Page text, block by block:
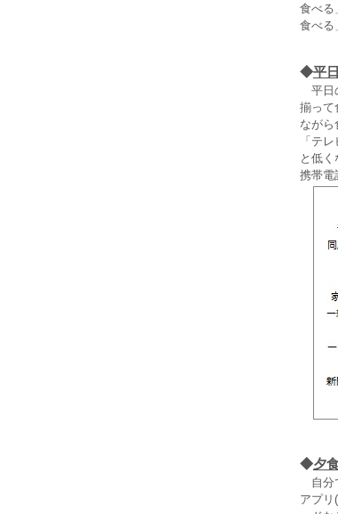
食べる
食べる
◆平
平日
揃って
ながら
「テ
と低
携帯電
◆夕
自分
アプリ